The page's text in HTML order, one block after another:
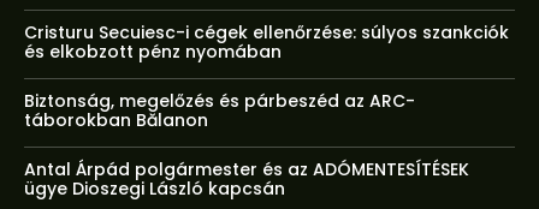
Cristuru Secuiesc-i cégek ellenőrzése: súlyos szankciók
és elkobzott pénz nyomában
Biztonság, megelőzés és párbeszéd az ARC-
táborokban Bălanon
Antal Árpád polgármester és az ADÓMENTESÍTÉSEK
ügye Dioszegi László kapcsán